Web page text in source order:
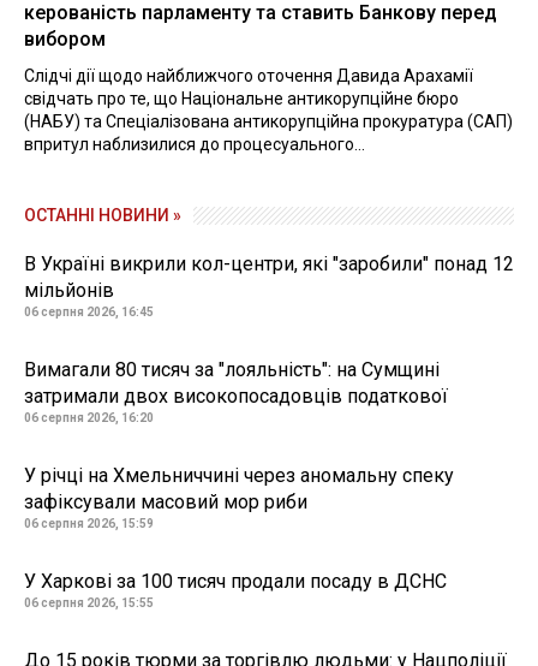
керованість парламенту та ставить Банкову перед
вибором
Слідчі дії щодо найближчого оточення Давида Арахамії
свідчать про те, що Національне антикорупційне бюро
(НАБУ) та Спеціалізована антикорупційна прокуратура (САП)
впритул наблизилися до процесуального...
ОСТАННІ НОВИНИ »
В Україні викрили кол-центри, які "заробили" понад 12
мільйонів
06 серпня 2026, 16:45
Вимагали 80 тисяч за "лояльність": на Сумщині
затримали двох високопосадовців податкової
06 серпня 2026, 16:20
У річці на Хмельниччині через аномальну спеку
зафіксували масовий мор риби
06 серпня 2026, 15:59
У Харкові за 100 тисяч продали посаду в ДСНС
06 серпня 2026, 15:55
До 15 років тюрми за торгівлю людьми: у Нацполіції